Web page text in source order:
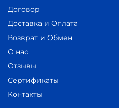
Договор
Доставка и Оплата
Возврат и Обмен
О нас
Отзывы
Сертификаты
Контакты